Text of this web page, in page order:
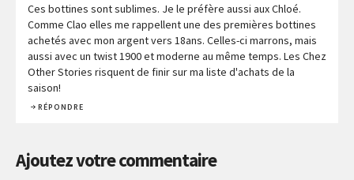
Ces bottines sont sublimes. Je le préfère aussi aux Chloé.
Comme Clao elles me rappellent une des premières bottines
achetés avec mon argent vers 18ans. Celles-ci marrons, mais
aussi avec un twist 1900 et moderne au même temps. Les Chez
Other Stories risquent de finir sur ma liste d'achats de la
saison!
RÉPONDRE
Ajoutez votre commentaire